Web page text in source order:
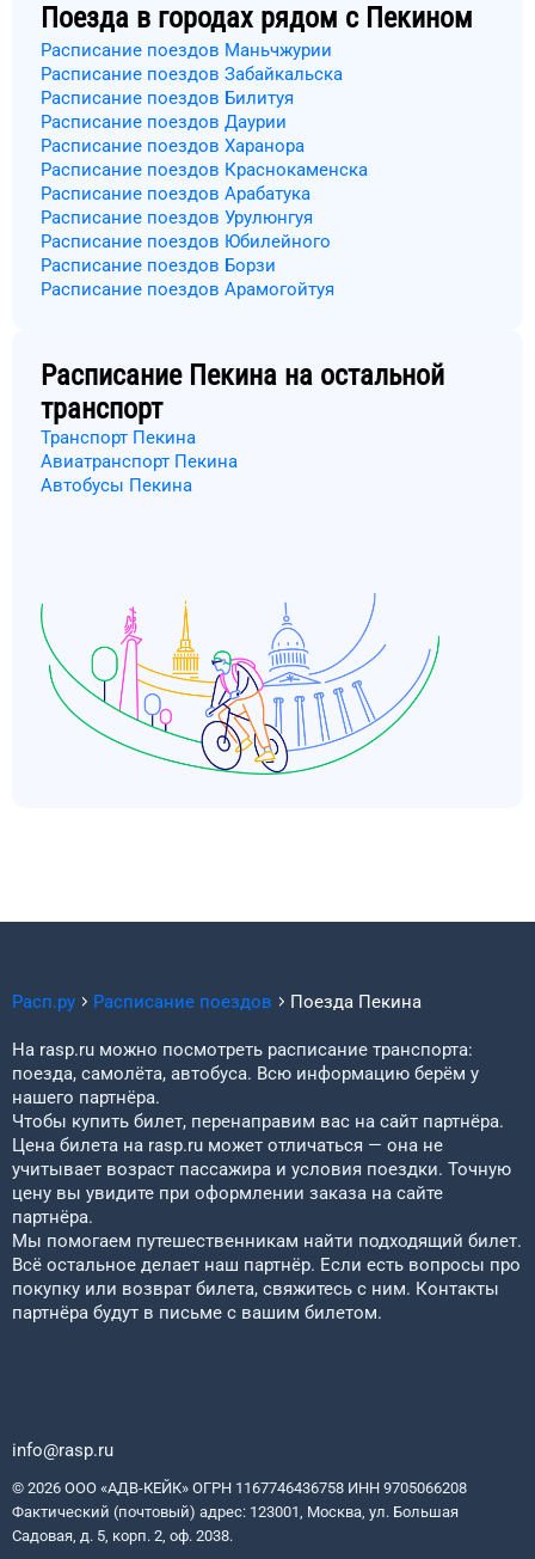
Поезда в городах рядом с Пекином
Расписание поездов Маньчжурии
Расписание поездов Забайкальска
Расписание поездов Билитуя
Расписание поездов Даурии
Расписание поездов Харанора
Расписание поездов Краснокаменска
Расписание поездов Арабатука
Расписание поездов Урулюнгуя
Расписание поездов Юбилейного
Расписание поездов Борзи
Расписание поездов Арамогойтуя
Расписание Пекина на остальной
транспорт
Транспорт Пекина
Авиатранспорт Пекина
Автобусы Пекина
Расп.ру Расписание поездов Поезда Пекина
На rasp.ru можно посмотреть расписание транспорта:
поезда, самолёта, автобуса. Всю информацию берём у
нашего партнёра.
Чтобы купить билет, перенаправим вас на сайт партнёра.
Цена билета на rasp.ru может отличаться — она не
учитывает возраст пассажира и условия поездки. Точную
цену вы увидите при оформлении заказа на сайте
партнёра.
Мы помогаем путешественникам найти подходящий билет.
Всё остальное делает наш партнёр. Если есть вопросы про
покупку или возврат билета, свяжитесь с ним. Контакты
партнёра будут в письме с вашим билетом.
info@rasp.ru
© 2026 ООО «АДВ-КЕЙК» ОГРН 1167746436758 ИНН 9705066208
Фактический (почтовый) адрес: 123001, Москва, ул. Большая
Садовая, д. 5, корп. 2, оф. 2038.